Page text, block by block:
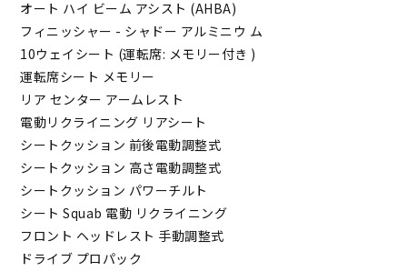
オート ハイ ビーム アシスト (AHBA)
フィニッシャー - シャドー アルミニウ ム
10ウェイシート (運転席: メモリー付き )
運転席シート メモリー
リア センター アームレスト
電動リクライニング リアシート
シートクッション 前後電動調整式
シートクッション 高さ電動調整式
シートクッション パワーチルト
シート Squab 電動 リクライニング
フロント ヘッドレスト 手動調整式
ドライブ プロパック